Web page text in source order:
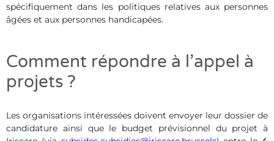
spécifiquement dans les politiques relatives aux personnes
âgées et aux personnes handicapées.
Comment répondre à l’appel à
projets ?
Les organisations intéressées doivent envoyer leur dossier de
candidature ainsi que le budget prévisionnel du projet à